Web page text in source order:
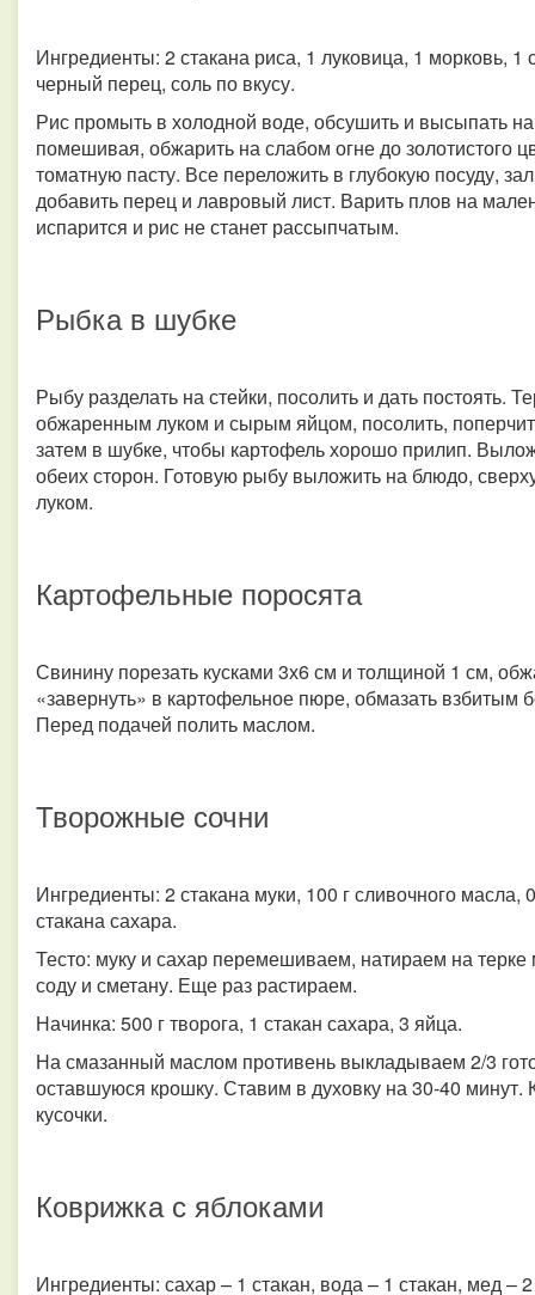
Ингредиенты: 2 стакана риса, 1 луковица, 1 морковь,
черный перец, соль по вкусу.
Рис промыть в холодной воде, обсушить и высыпать
помешивая, обжарить на слабом огне до золотистого
томатную пасту. Все переложить в глубокую посуду,
добавить перец и лавровый лист. Варить плов на
испарится и рис не станет рассыпчатым.
Рыбка в шубке
Рыбу разделать на стейки, посолить и дать постоять.
обжаренным луком и сырым яйцом, посолить,
затем в шубке, чтобы картофель хорошо прилип.
обеих сторон. Готовую рыбу выложить на блюдо,
луком.
Картофельные поросята
Свинину порезать кусками 3х6 см и толщиной 1 см,
«завернуть» в картофельное пюре, обмазать взбитым
Перед подачей полить маслом.
Творожные сочни
Ингредиенты: 2 стакана муки, 100 г сливочного
стакана сахара.
Тесто: муку и сахар перемешиваем, натираем на
соду и сметану. Еще раз растираем.
Начинка: 500 г творога, 1 стакан сахара, 3 яйца.
На смазанный маслом противень выкладываем 2/3
оставшуюся крошку. Ставим в духовку на 30-40 минут.
кусочки.
Коврижка с яблоками
Ингредиенты: сахар – 1 стакан, вода – 1 стакан, мед –